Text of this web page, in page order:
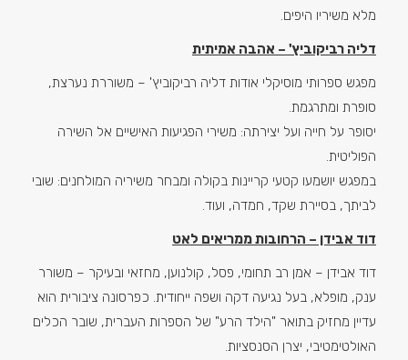
מלא משיריו היפים.
דליה רביקוביץ' – אהבה אמיתית
מפגש ספרותי מוסיקלי אודות דליה רביקוביץ' – משוררת נערצת,
סופרת ומתרגמת.
יסופר על חייה ועל יצירתה: משירי הפגיעות האישיים אל השירה
הפוליטית.
במפגש יושמעו קטעי קריינות בקולה ומבחר משיריה המולחנים: שובי
לביתך, בסיירת שקד, חמדה, ועוד.
דוד אבידן – הרחובות ממריאים לאט
דוד אבידן – אמן רב תחומי, פסל, קולנוען, מחזאי ובעיקר – משורר
ענק, מופלא, בעל נגיעה דקה ושפה ייחודית. כפרסונה ציבורית הוא
עדיין מחזיק בתואר "הילד הרע" של הספרות העברית, שובר הכלים
האולטימטיבי, יצרן הסנסציות.